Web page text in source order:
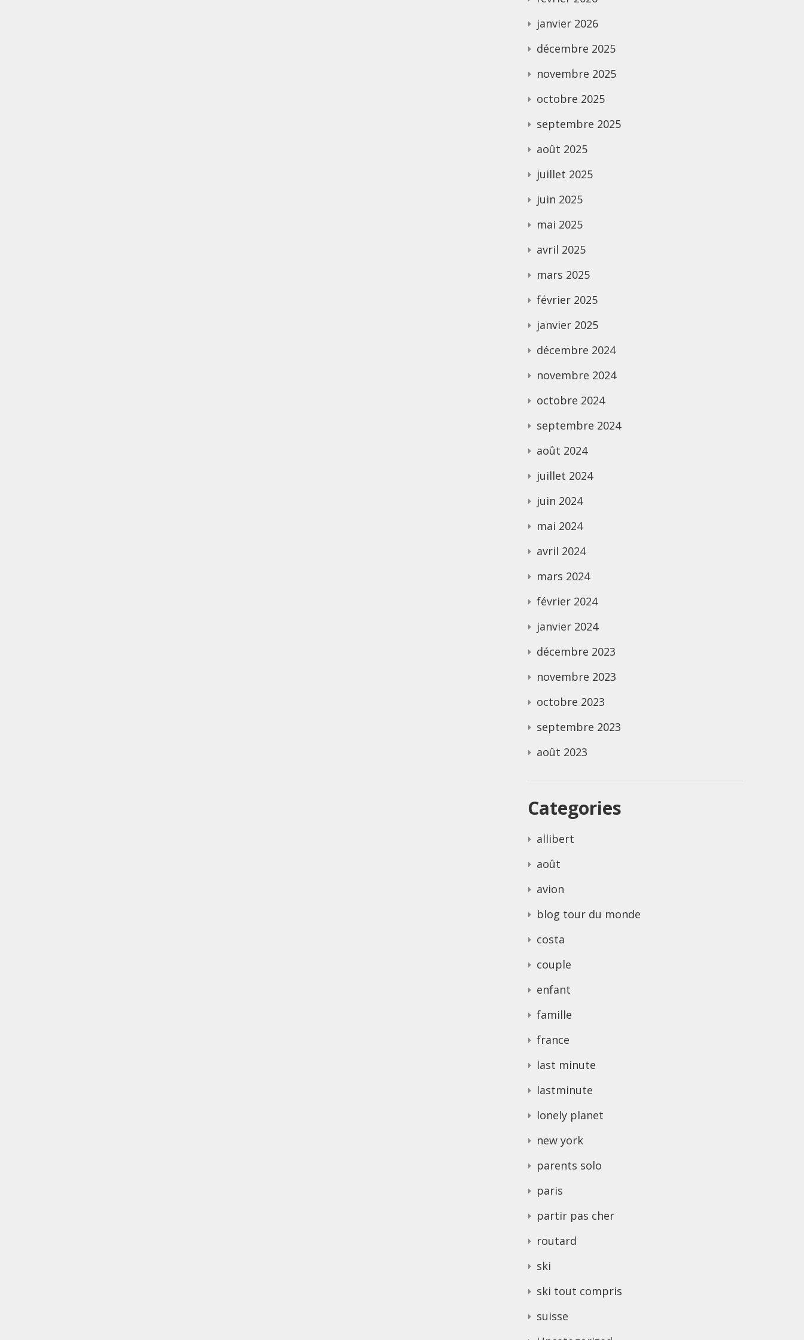
janvier 2026
décembre 2025
novembre 2025
octobre 2025
septembre 2025
août 2025
juillet 2025
juin 2025
mai 2025
avril 2025
mars 2025
février 2025
janvier 2025
décembre 2024
novembre 2024
octobre 2024
septembre 2024
août 2024
juillet 2024
juin 2024
mai 2024
avril 2024
mars 2024
février 2024
janvier 2024
décembre 2023
novembre 2023
octobre 2023
septembre 2023
août 2023
Categories
allibert
août
avion
blog tour du monde
costa
couple
enfant
famille
france
last minute
lastminute
lonely planet
new york
parents solo
paris
partir pas cher
routard
ski
ski tout compris
suisse